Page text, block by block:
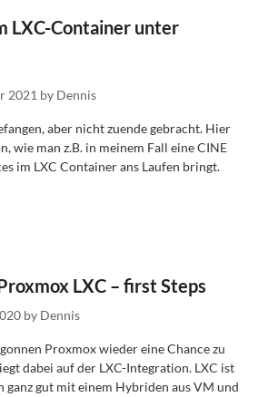
LXC-Container unter
2021 by Dennis
aber nicht zuende gebracht. Hier
wie man z.B. in meinem Fall eine CINE
im LXC Container ans Laufen bringt.
LXC – first Steps
by Dennis
Proxmox wieder eine Chance zu
dabei auf der LXC-Integration. LXC ist
ganz gut mit einem Hybriden aus VM und